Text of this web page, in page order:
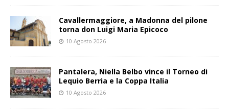
Cavallermaggiore, a Madonna del pilone
torna don Luigi Maria Epicoco
10 Agosto 2026
Pantalera, Niella Belbo vince il Torneo di
Lequio Berria e la Coppa Italia
10 Agosto 2026